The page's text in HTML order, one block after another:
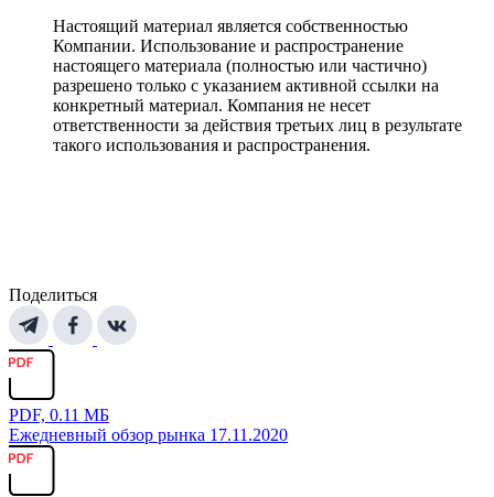
Настоящий материал является собственностью
Компании. Использование и распространение
настоящего материала (полностью или частично)
разрешено только с указанием активной ссылки на
конкретный материал. Компания не несет
ответственности за действия третьих лиц в результате
такого использования и распространения.
Поделиться
PDF, 0.11 МБ
Ежедневный обзор рынка 17.11.2020